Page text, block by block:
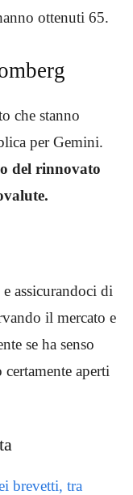
ottenuti 65.
che stanno
per Gemini.
del rinnovato
assicurandoci di
il mercato e
se ha senso
aperti
brevetti, tra